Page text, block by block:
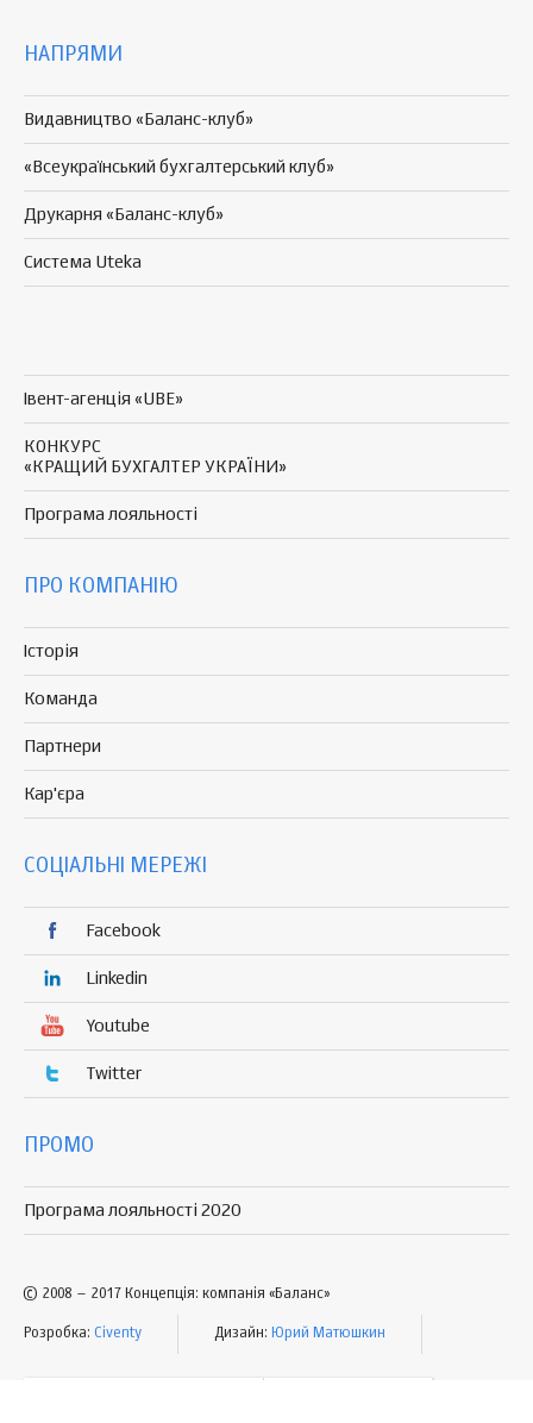
НАПРЯМИ
Видавництво «Баланс-клуб»
«Всеукраїнський бухгалтерський клуб»
Друкарня «Баланс-клуб»
Система Uteka
Івент-агенція «UBE»
КОНКУРС
«КРАЩИЙ БУХГАЛТЕР УКРАЇНИ»
Програма лояльності
ПРО КОМПАНІЮ
Історія
Команда
Партнери
Кар'єра
СОЦІАЛЬНІ МЕРЕЖІ
Facebook
Linkedin
Youtube
Twitter
ПРОМО
Програма лояльності 2020
© 2008 – 2017 Концепція: компанія «Баланс»
Розробка: Civenty Дизайн: Юрий Матюшкин